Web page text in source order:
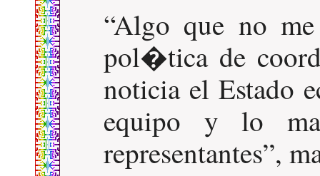
Algo que no
pol�tica de
noticia el Estado
equipo y lo
representantes ,